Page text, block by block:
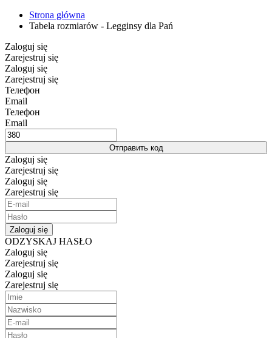
Strona główna
Tabela rozmiarów - Legginsy dla Pań
Zaloguj się
Zarejestruj się
Zaloguj się
Zarejestruj się
Телефон
Email
Телефон
Email
Отправить код
Zaloguj się
Zarejestruj się
Zaloguj się
Zarejestruj się
Zaloguj się
ODZYSKAJ HASŁO
Zaloguj się
Zarejestruj się
Zaloguj się
Zarejestruj się